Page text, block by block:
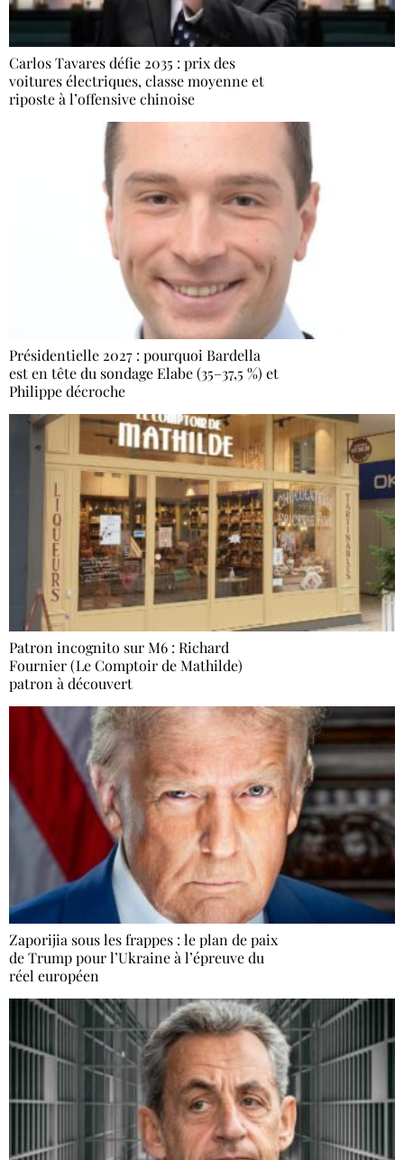
Carlos Tavares défie 2035 : prix des
voitures électriques, classe moyenne et
riposte à l’offensive chinoise
Présidentielle 2027 : pourquoi Bardella
est en tête du sondage Elabe (35–37,5 %) et
Philippe décroche
Patron incognito sur M6 : Richard
Fournier (Le Comptoir de Mathilde)
patron à découvert
Zaporijia sous les frappes : le plan de paix
de Trump pour l’Ukraine à l’épreuve du
réel européen